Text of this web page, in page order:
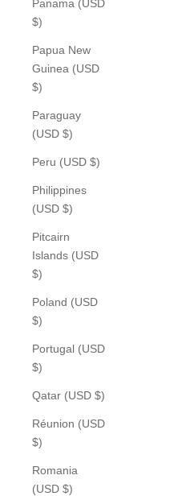
Panama (USD
$)
Papua New
Guinea (USD
$)
Paraguay
(USD $)
Peru (USD $)
Philippines
(USD $)
Pitcairn
Islands (USD
$)
Poland (USD
$)
Portugal (USD
$)
Qatar (USD $)
Réunion (USD
$)
Romania
(USD $)